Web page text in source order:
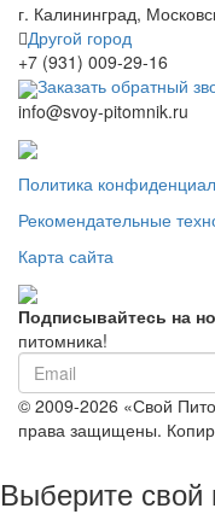
г. Калининград,
Другой город
+7 (931) 009-29-16
Заказать обратный
info@svoy-pitomnik.ru
Политика
Рекомендательные
Карта сайта
Подписывайтесь на
питомника!
© 2009-2026 «Свой
права защищены.
Выберите свой